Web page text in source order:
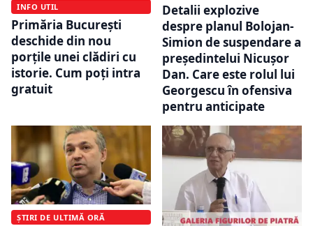
INFO UTIL
Primăria București
deschide din nou
porțile unei clădiri cu
istorie. Cum poți intra
gratuit
Detalii explozive
despre planul Bolojan-
Simion de suspendare a
președintelui Nicușor
Dan. Care este rolul lui
Georgescu în ofensiva
pentru anticipate
ȘTIRI DE ULTIMĂ ORĂ